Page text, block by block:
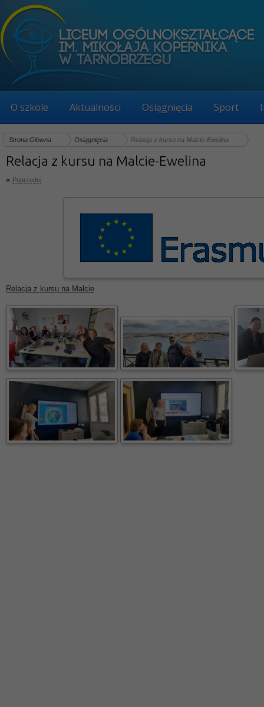
O szkole Aktualności Osiągnięcia Sport
Strona Główna Osiągnięcia Relacja z kursu na Malcie-Ewelina
Relacja z kursu na Malcie-Ewelina
« Poprzedni
Relacja z kursu na Malcie